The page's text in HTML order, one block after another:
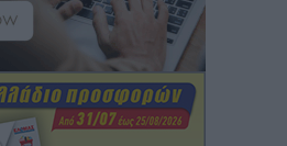
ξαπλώστρες στις
του
ώρες
112 «έσωσε» Δανό περιπατητή